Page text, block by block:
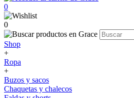
0
0
Shop
+
Ropa
+
Buzos y sacos
Chaquetas y chalecos